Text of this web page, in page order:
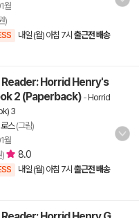
월
)
내일 (월) 아침 7시 출근전 배송
Horrid Henry's
2 (Paperback) -Horrid
3
스(그림)
월
) 8.0
내일 (월) 아침 7시 출근전 배송